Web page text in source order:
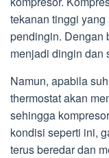
tekanan tinggi
pendingin. Dengan
menjadi dingin dan
Namun, apabila
thermostat akan
sehingga
kondisi seperti ini,
terus beredar dan